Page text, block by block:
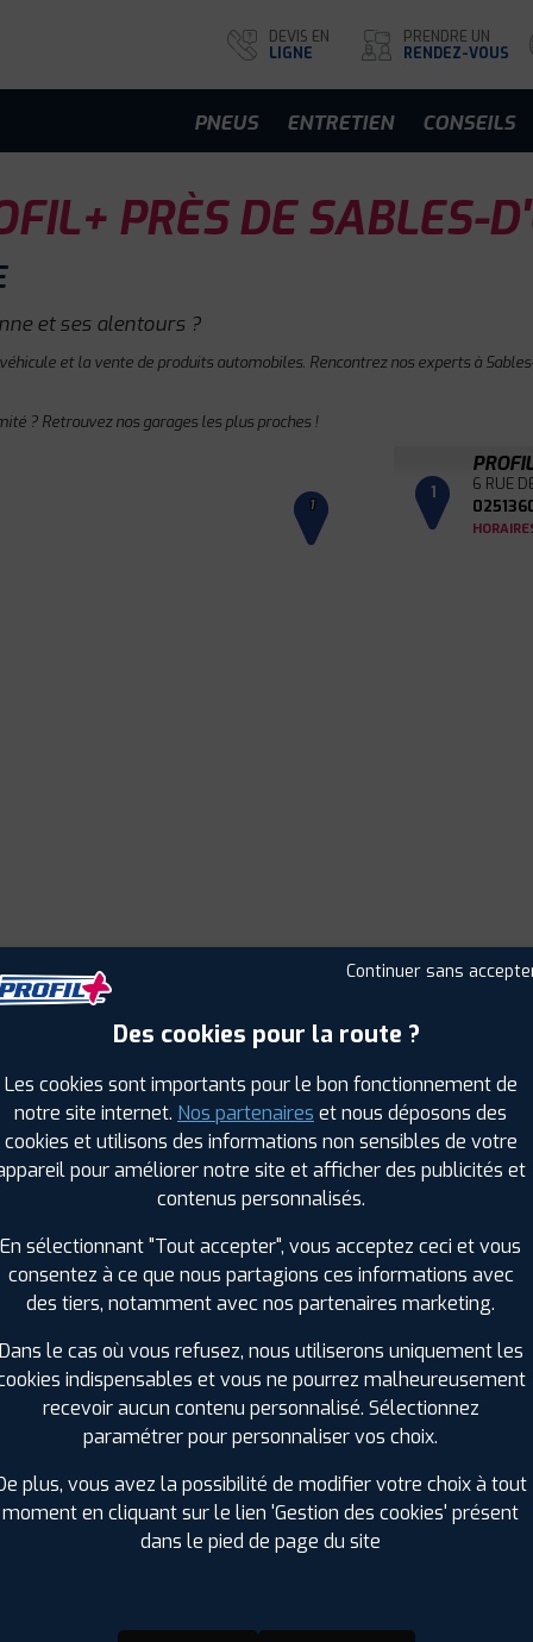
DEVIS EN
LIGNE
PRENDRE UN
RENDEZ-VOUS
PNEUS ENTRETIEN CONSEILS
PRÈS DE SABLES-
et ses alentours ?
et la vente de produits automobiles. Rencontrez nos experts à
? Retrouvez nos garages les plus proches !
1
1
6 RUE
PROFIL PLUS DANS LES VILLES À
Le Poiré-sur-Vie (85)
Luçon (85)
Saint-Gilles-Croix-de-Vie (85)
Saint-Hilaire-de-Riez (85)
PROFIL PLUS DANS LES
MAINE-ET-LOIRE (49)
+ D'INFOS
CHARENTE-MARITIME (17)
+ D'INFOS
Continuer sans
Des cookies pour la route ?
Les cookies sont importants pour le bon fonctionnement de
notre site internet. Nos partenaires et nous déposons des
cookies et utilisons des informations non sensibles de votre
pour améliorer notre site et afficher des publicités et
contenus personnalisés.
En sélectionnant "Tout accepter", vous acceptez ceci et vous
consentez à ce que nous partagions ces informations avec
des tiers, notamment avec nos partenaires marketing.
Dans le cas où vous refusez, nous utiliserons uniquement les
indispensables et vous ne pourrez malheureusement
recevoir aucun contenu personnalisé. Sélectionnez
paramétrer pour personnaliser vos choix.
plus, vous avez la possibilité de modifier votre choix à tout
moment en cliquant sur le lien 'Gestion des cookies' présent
dans le pied de page du site